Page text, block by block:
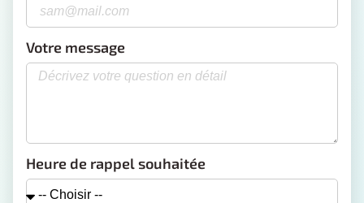
Votre message
Heure de rappel souhaitée